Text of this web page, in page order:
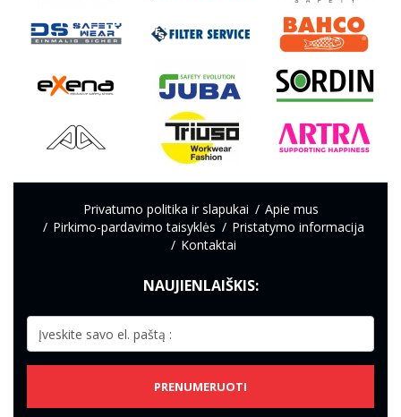
Privatumo politika ir slapukai
Apie mus
Pirkimo-pardavimo taisyklės
Pristatymo informacija
Kontaktai
NAUJIENLAIŠKIS:
PRENUMERUOTI